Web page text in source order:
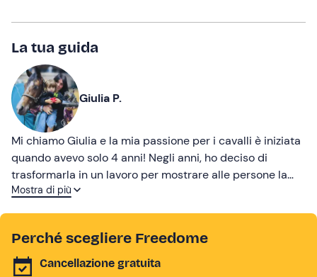
La tua guida
Giulia P.
Mi chiamo Giulia e la mia passione per i cavalli è iniziata
quando avevo solo 4 anni! Negli anni, ho deciso di
trasformarla in un lavoro per mostrare alle persone la
dolcezza di questi animali e la bellezza della natura che
Mostra di più
Perché scegliere Freedome
Cancellazione gratuita